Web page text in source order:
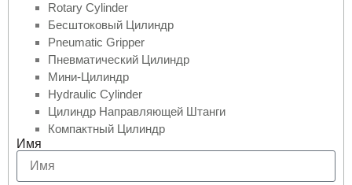
Rotary Cylinder
Бесштоковый Цилиндр
Pneumatic Gripper
Пневматический Цилиндр
Мини-Цилиндр
Hydraulic Cylinder
Цилиндр Направляющей Штанги
Компактный Цилиндр
Имя